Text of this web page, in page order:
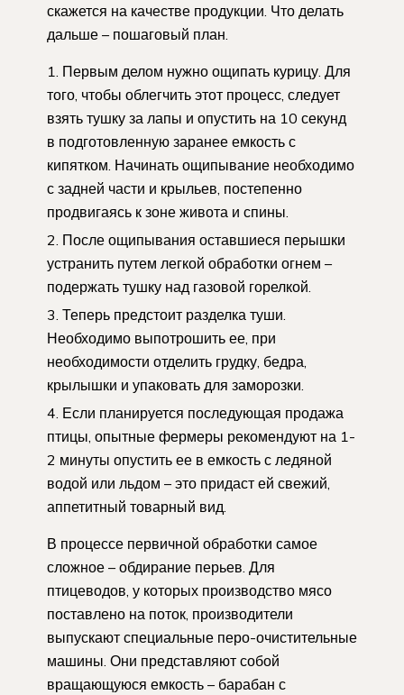
скажется на качестве продукции. Что делать
дальше – пошаговый план.
Первым делом нужно ощипать курицу. Для
того, чтобы облегчить этот процесс, следует
взять тушку за лапы и опустить на 10 секунд
в подготовленную заранее емкость с
кипятком. Начинать ощипывание необходимо
с задней части и крыльев, постепенно
продвигаясь к зоне живота и спины.
После ощипывания оставшиеся перышки
устранить путем легкой обработки огнем –
подержать тушку над газовой горелкой.
Теперь предстоит разделка туши.
Необходимо выпотрошить ее, при
необходимости отделить грудку, бедра,
крылышки и упаковать для заморозки.
Если планируется последующая продажа
птицы, опытные фермеры рекомендуют на 1-
2 минуты опустить ее в емкость с ледяной
водой или льдом – это придаст ей свежий,
аппетитный товарный вид.
В процессе первичной обработки самое
сложное – обдирание перьев. Для
птицеводов, у которых производство мясо
поставлено на поток, производители
выпускают специальные перо-очистительные
машины. Они представляют собой
вращающуюся емкость – барабан с